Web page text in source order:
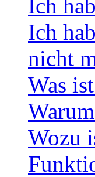
Ich
Ich
nicht
Was
Wozu